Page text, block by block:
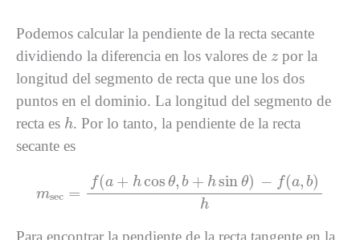
Podemos calcular la pendiente de la recta secante
dividiendo la diferencia en los valores de z
z por la
longitud del segmento de recta que une los dos
puntos en el dominio. La longitud del segmento de
recta es h
h. Por lo tanto, la pendiente de la recta
secante es
msec =
f(a + hcos θ, b + hsin θ) − f(a, b)
h
sec= (a + θ b h sin θ −f )h
Para encontrar la pendiente de la recta tangente en la